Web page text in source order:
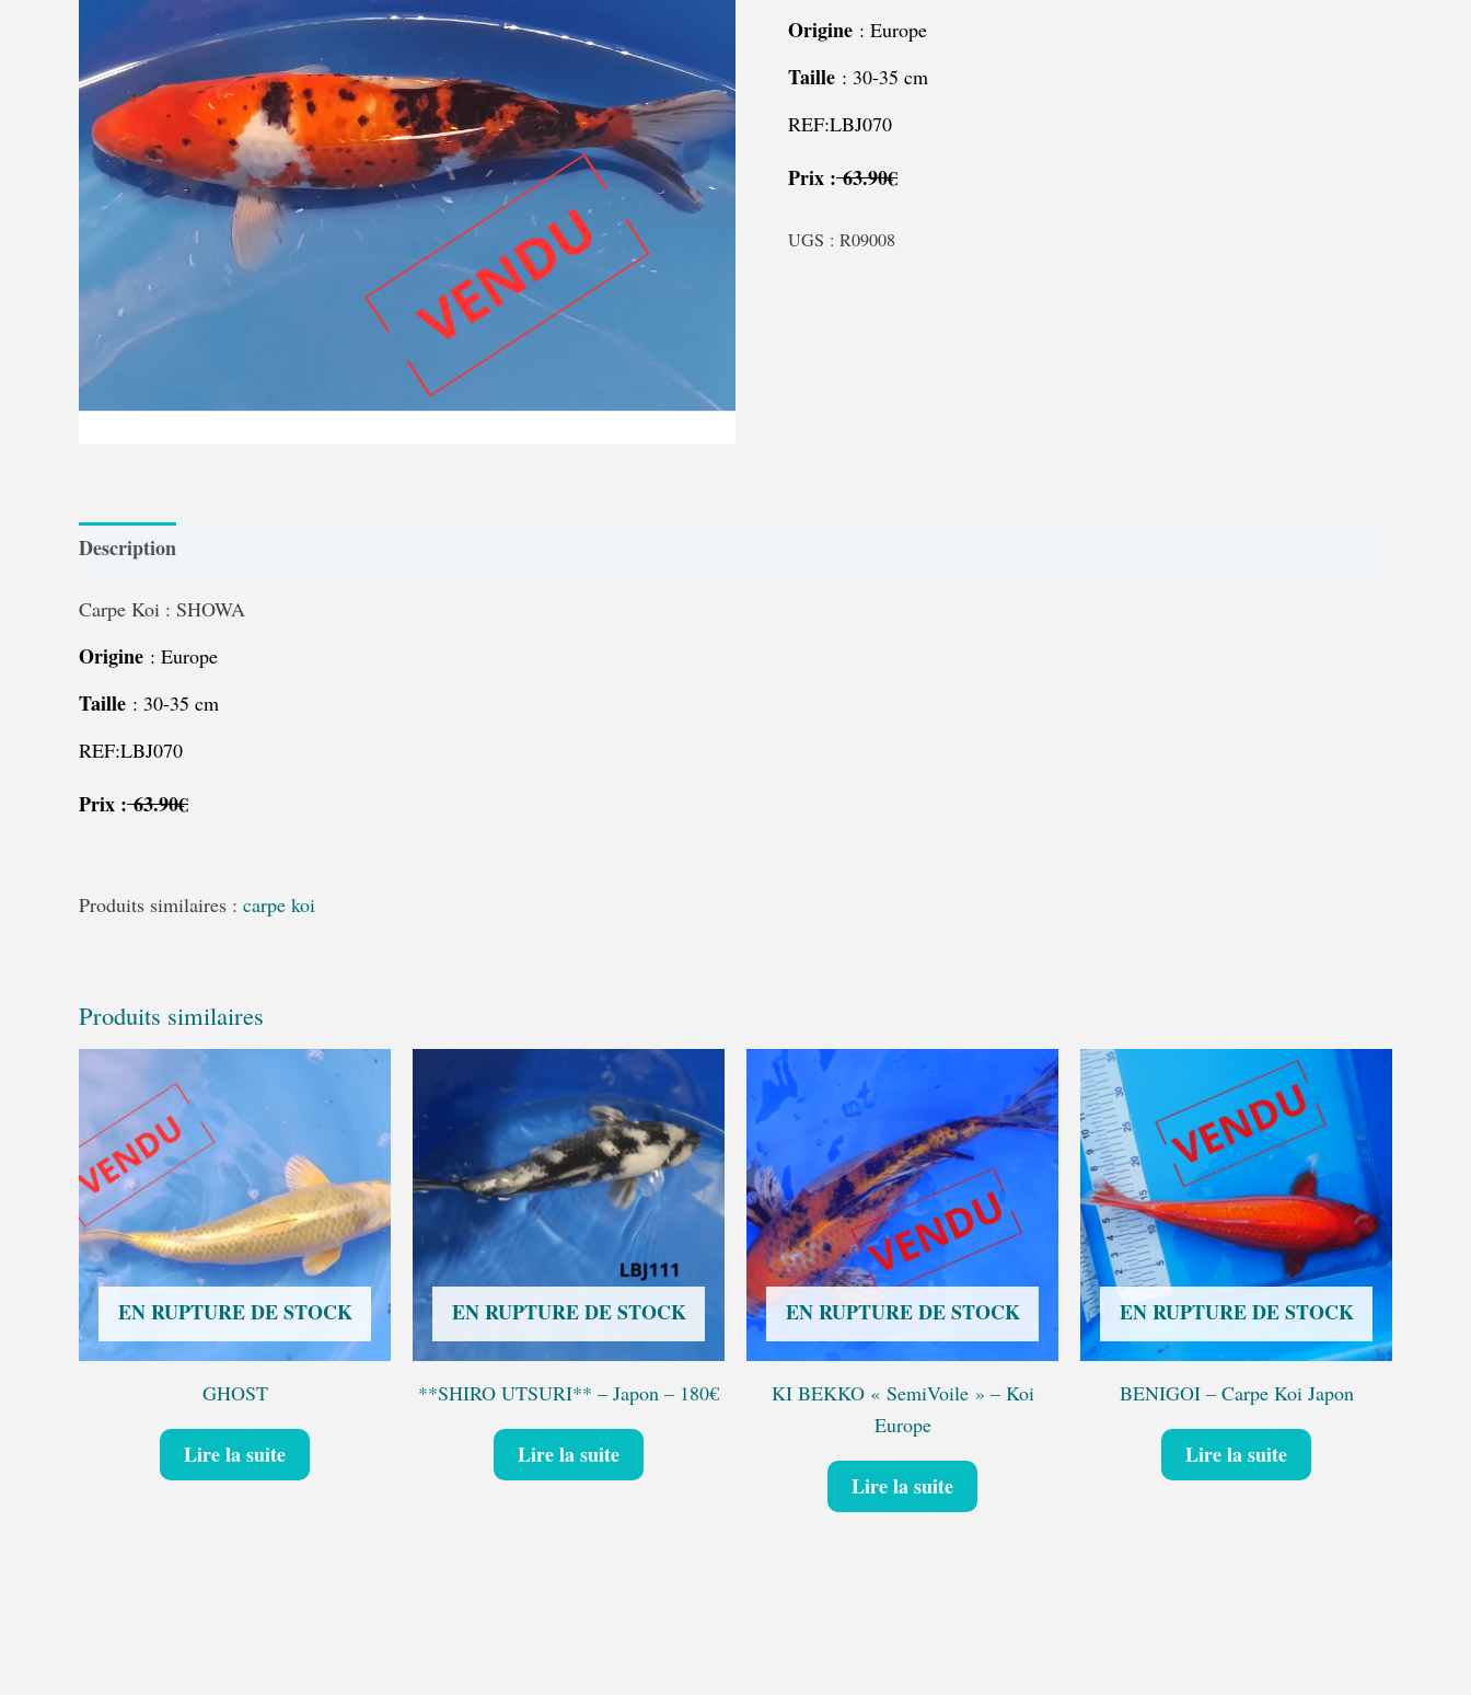
Origine : Europe
Taille : 30-35 cm
REF:LBJ070
Prix :63.90€
UGS : R09008
Description
Carpe Koi : SHOWA
Origine : Europe
Taille : 30-35 cm
REF:LBJ070
Prix :63.90€
Produits similaires : carpe koi
Produits similaires
EN RUPTURE DE STOCK
GHOST
Lire la suite
EN RUPTURE DE STOCK
**SHIRO UTSURI** – Japon – 180€
Lire la suite
EN RUPTURE DE STOCK
KI BEKKO « SemiVoile » – Koi
Europe
Lire la suite
EN RUPTURE DE STOCK
BENIGOI – Carpe Koi Japon
Lire la suite